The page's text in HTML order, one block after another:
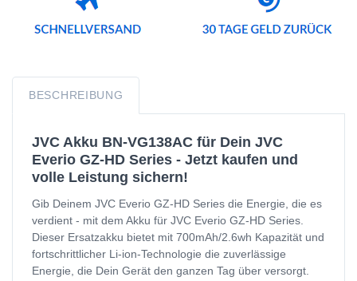
BESCHREIBUNG
JVC Akku BN-VG138AC für Dein JVC
Everio GZ-HD Series - Jetzt kaufen und
volle Leistung sichern!
Gib Deinem JVC Everio GZ-HD Series die Energie, die es
verdient - mit dem Akku für JVC Everio GZ-HD Series.
Dieser Ersatzakku bietet mit 700mAh/2.6wh Kapazität und
fortschrittlicher Li-ion-Technologie die zuverlässige
Energie, die Dein Gerät den ganzen Tag über versorgt.